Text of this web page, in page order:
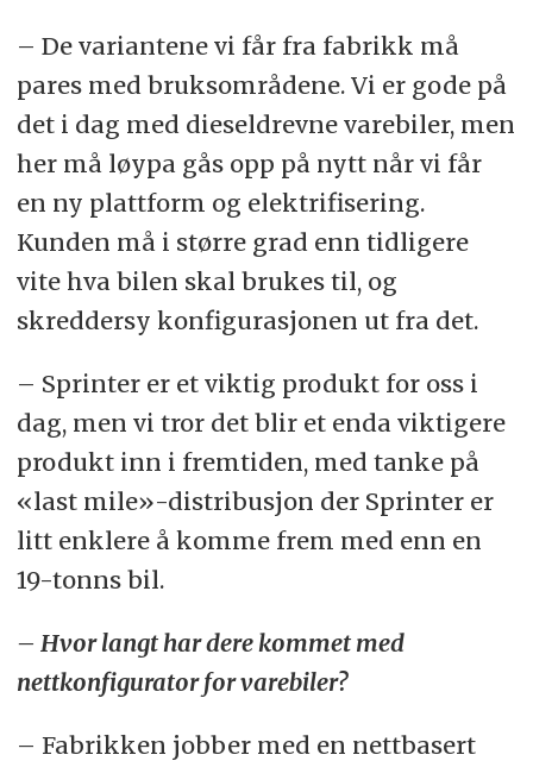
– De variantene vi får fra fabrikk må
pares med bruksområdene. Vi er gode på
det i dag med dieseldrevne varebiler, men
her må løypa gås opp på nytt når vi får
en ny plattform og elektrifisering.
Kunden må i større grad enn tidligere
vite hva bilen skal brukes til, og
skreddersy konfigurasjonen ut fra det.
– Sprinter er et viktig produkt for oss i
dag, men vi tror det blir et enda viktigere
produkt inn i fremtiden, med tanke på
«last mile»-distribusjon der Sprinter er
litt enklere å komme frem med enn en
19-tonns bil.
– Hvor langt har dere kommet med
nettkonfigurator for varebiler?
– Fabrikken jobber med en nettbasert